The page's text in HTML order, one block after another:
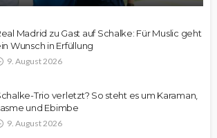
Madrid zu Gast auf Schalke: Für Muslic geht
Wunsch in Erfüllung
9. August 2026
Trio verletzt? So steht es um Karaman,
und Ebimbe
9. August 2026